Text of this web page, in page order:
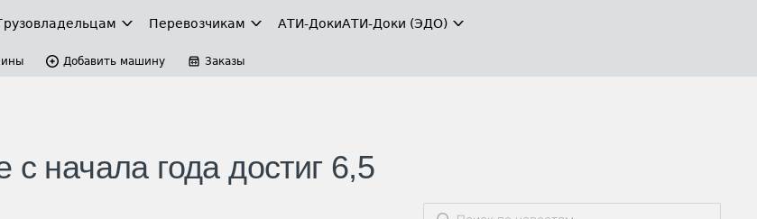
Перевозчикам АТИ-ДокиАТИ-Доки (ЭДО)
Добавить машину Заказы
с начала года достиг 6,5